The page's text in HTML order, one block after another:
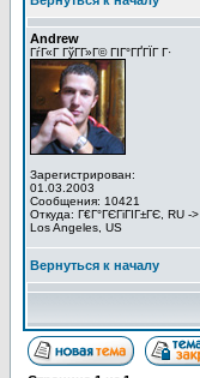
Andrew
ГѓГ«Г ГўГ­Г»Г© ГІГ°ГҐГЇГ Г·
Зарегистрирован:
01.03.2003
Сообщения: 10421
Откуда: Г€Г°ГЄГіГІГ±ГЄ, RU ->
Los Angeles, US
Вернуться к началу